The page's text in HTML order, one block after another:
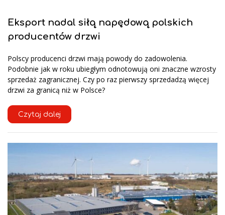
Eksport nadal siłą napędową polskich
producentów drzwi
Polscy producenci drzwi mają powody do zadowolenia.
Podobnie jak w roku ubiegłym odnotowują oni znaczne wzrosty
sprzedaż zagranicznej. Czy po raz pierwszy sprzedadzą więcej
drzwi za granicą niż w Polsce?
Czytaj dalej